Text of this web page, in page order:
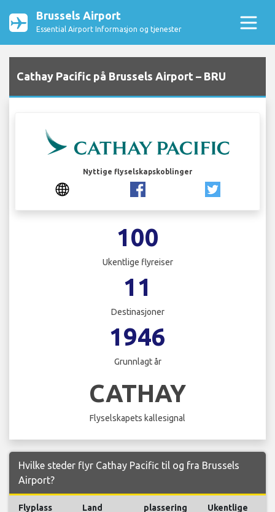
Brussels Airport
Essential Airport Informasjon og tjenester
Cathay Pacific på Brussels Airport – BRU
Nyttige flyselskapskoblinger
100
Ukentlige flyreiser
11
Destinasjoner
1946
Grunnlagt år
CATHAY
Flyselskapets kallesignal
Hvilke steder flyr Cathay Pacific til og fra Brussels
Airport?
Flyplass Land plassering
Ukentlige